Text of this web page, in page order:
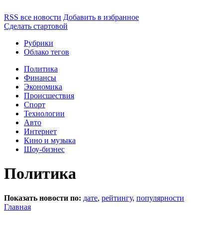
RSS все новости Добавить в избранное
Сделать стартовой
Рубрики
Облако тегов
Политика
Финансы
Экономика
Происшествия
Спорт
Технологии
Авто
Интернет
Кино и музыка
Шоу-бизнес
Политика
Показать новости по: дате, рейтингу, популярности
Главная